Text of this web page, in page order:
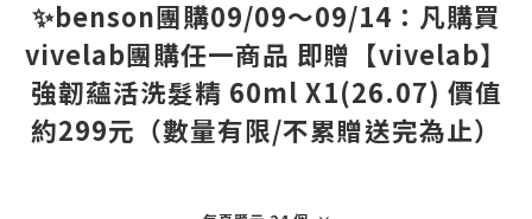
✨benson團購09/09～09/14：凡購買
vivelab團購任一商品 即贈【vivelab】
強韌蘊活洗髮精 60ml X1(26.07) 價值
約299元（數量有限/不累贈送完為止）